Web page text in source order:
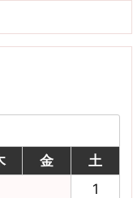
金
土
1